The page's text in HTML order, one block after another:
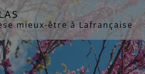
mieux-être à Lafrançaise